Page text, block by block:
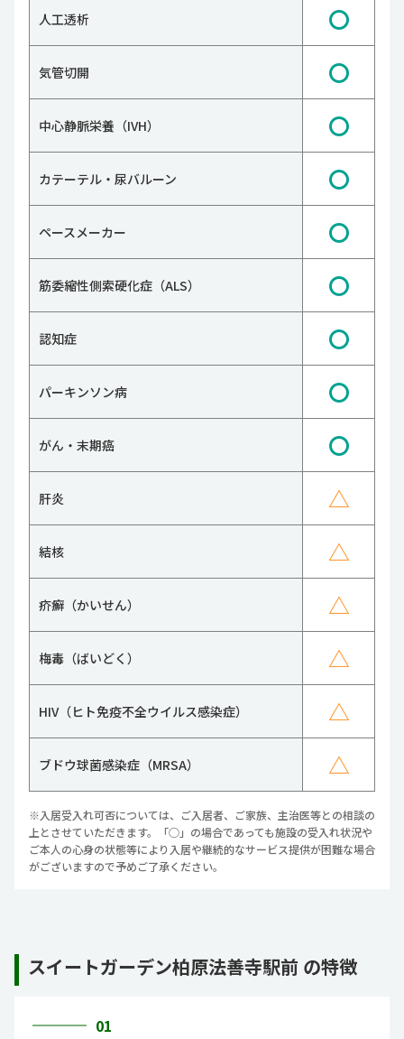
人工透析 〇
気管切開 〇
中心静脈栄養（IVH） 〇
カテーテル・尿バルーン 〇
ペースメーカー 〇
筋委縮性側索硬化症（ALS） 〇
認知症 〇
パーキンソン病 〇
がん・末期癌 〇
肝炎 △
結核 △
疥癬（かいせん） △
梅毒（ばいどく） △
HIV（ヒト免疫不全ウイルス感染症） △
ブドウ球菌感染症（MRSA） △
※入居受入れ可否については、ご入居者、ご家族、主治医等との相談の
上とさせていただきます。「○」の場合であっても施設の受入れ状況や
ご本人の心身の状態等により入居や継続的なサービス提供が困難な場合
がございますので予めご了承ください。
スイートガーデン柏原法善寺駅前 の特徴
01